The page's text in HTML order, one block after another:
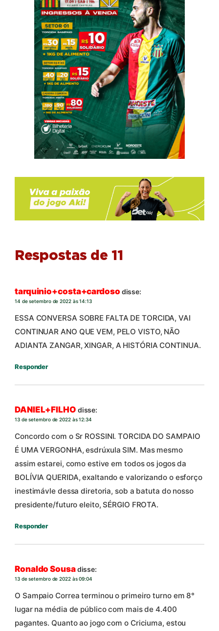
Respostas de 11
tarquinio+costa+cardoso disse:
14 de setembro de 2022 às 14:13
ESSA CONVERSA SOBRE FALTA DE TORCIDA, VAI
CONTINUAR ANO QUE VEM, PELO VISTO, NÃO
ADIANTA ZANGAR, XINGAR, A HISTÓRIA CONTINUA.
Responder
DANIEL+FILHO disse:
13 de setembro de 2022 às 12:34
Concordo com o Sr ROSSINI. TORCIDA DO SAMPAIO
É UMA VERGONHA, esdrúxula SIM. Mas mesmo
assim estarei, como estive em todos os jogos da
BOLÍVIA QUERIDA, exaltando e valorizando o esforço
inestimávle dessa diretoria, sob a batuta do nosso
presidente/futuro eleito, SÉRGIO FROTA.
Responder
Ronaldo Sousadisse:
13 de setembro de 2022 às 09:04
O Sampaio Correa terminou o primeiro turno em 8°
lugar na média de público com mais de 4.400
pagantes. Quanto ao jogo com o Criciuma, estou